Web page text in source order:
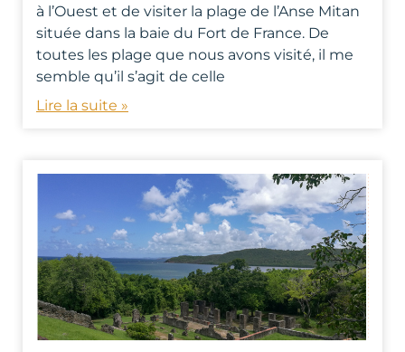
à l’Ouest et de visiter la plage de l’Anse Mitan
située dans la baie du Fort de France. De
toutes les plage que nous avons visité, il me
semble qu’il s’agit de celle
Lire la suite »